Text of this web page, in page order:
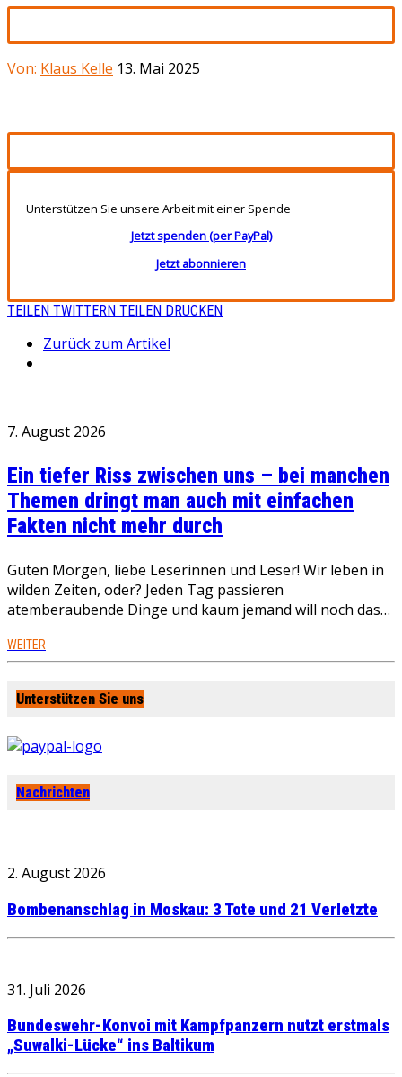
Von: Klaus Kelle 13. Mai 2025
Unterstützen Sie unsere Arbeit mit einer Spende
Jetzt spenden (per PayPal)
Jetzt abonnieren
TEILEN TWITTERN TEILEN DRUCKEN
Zurück zum Artikel
7. August 2026
Ein tiefer Riss zwischen uns – bei manchen
Themen dringt man auch mit einfachen
Fakten nicht mehr durch
Guten Morgen, liebe Leserinnen und Leser! Wir leben in
wilden Zeiten, oder? Jeden Tag passieren
atemberaubende Dinge und kaum jemand will noch das…
WEITER
Unterstützen Sie uns
Nachrichten
2. August 2026
Bombenanschlag in Moskau: 3 Tote und 21 Verletzte
31. Juli 2026
Bundeswehr-Konvoi mit Kampfpanzern nutzt erstmals
„Suwalki-Lücke“ ins Baltikum